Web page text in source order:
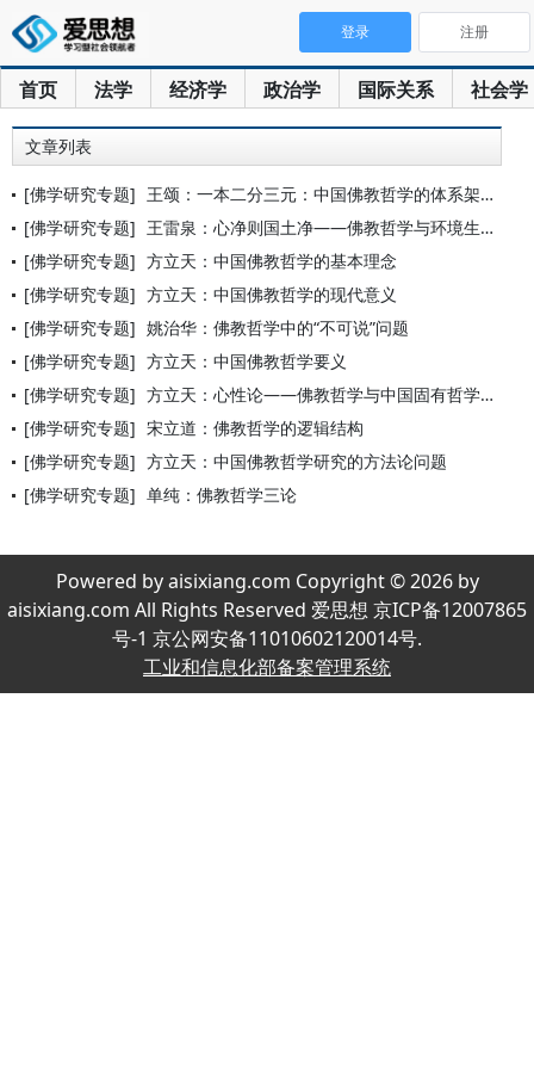
首页 法学 经济学 政治学 国际关系 社会学
登录 注册
文章列表
[佛学研究专题] 王颂：一本二分三元：中国佛教哲学的体系架构与研究范式
[佛学研究专题] 王雷泉：心净则国土净——佛教哲学与环境生态
[佛学研究专题] 方立天：中国佛教哲学的基本理念
[佛学研究专题] 方立天：中国佛教哲学的现代意义
[佛学研究专题] 姚治华：佛教哲学中的“不可说”问题
[佛学研究专题] 方立天：中国佛教哲学要义
[佛学研究专题] 方立天：心性论——佛教哲学与中国固有哲学的主要契合点
[佛学研究专题] 宋立道：佛教哲学的逻辑结构
[佛学研究专题] 方立天：中国佛教哲学研究的方法论问题
[佛学研究专题] 单纯：佛教哲学三论
Powered by aisixiang.com Copyright © 2026 by
aisixiang.com All Rights Reserved 爱思想 京ICP备12007865
号-1 京公网安备11010602120014号.
工业和信息化部备案管理系统